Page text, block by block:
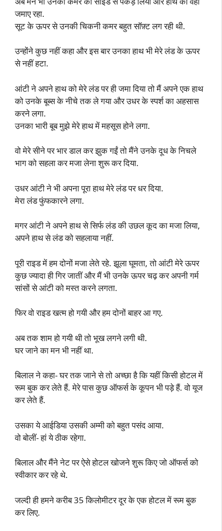
जमाए रहा.
सूट के ऊपर से उनकी चिकनी कमर बहुत सॉफ़्ट लग रही थी.
उन्होंने कुछ नहीं कहा और इस बार उनका हाथ भी मेरे लंड के ऊपर
से नहीं हटा.
आंटी ने अपने हाथ को मेरे लंड पर ही जमा दिया तो मैं अपने एक हाथ
को उनके बूब्स के नीचे तक ले गया और उधर के स्पर्श का अहसास
करने लगा.
उनका भारी बूब मुझे मेरे हाथ में महसूस होने लगा.
वो मेरे सीने पर भार डाल कर झुक गईं तो मैंने उनके दूध के निचले
भाग को सहला कर मजा लेना शुरू कर दिया.
उधर आंटी ने भी अपना पूरा हाथ मेरे लंड पर धर दिया.
मेरा लंड फुंफकारने लगा.
मगर आंटी ने अपने हाथ से सिर्फ लंड की उछल कूद का मजा लिया,
अपने हाथ से लंड को सहलाया नहीं.
पूरी राइड में हम दोनों मजा लेते रहे. झूला घूमता, तो आंटी मेरे ऊपर
कुछ ज्यादा ही गिर जातीं और मैं भी उनके ऊपर चढ़ कर अपनी गर्म
सांसों से आंटी को मस्त करने लगता.
फिर वो राइड खत्म हो गयी और हम दोनों बाहर आ गए.
अब तक शाम हो गयी थी तो भूख लगने लगी थी.
घर जाने का मन भी नहीं था.
बिलाल ने कहा- घर तक जाने से तो अच्छा है कि यहीं किसी होटल में
रूम बुक कर लेते हैं. मेरे पास कुछ ऑफर्स के कूपन भी पड़े हैं. वो यूज
कर लेते हैं.
उसका ये आईडिया उसकी अम्मी को बहुत पसंद आया.
वो बोलीं- हां ये ठीक रहेगा.
बिलाल और मैंने नेट पर ऐसे होटल खोजने शुरू किए जो ऑफर्स को
स्वीकार कर रहे थे.
जल्दी ही हमने करीब 35 किलोमीटर दूर के एक होटल में रूम बुक
कर लिए.